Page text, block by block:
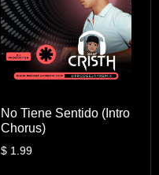
No Tiene Sentido (Intro
Chorus)
$ 1.99